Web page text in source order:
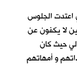
اعتدت الجلوس
لا يكفون عن
حيث كان
و أمهاتهم